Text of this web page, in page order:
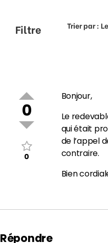
Filtre Trier par :
0
0
Bonjour,
Le
qui était
de l’appel
contraire.
Bien
Répondre